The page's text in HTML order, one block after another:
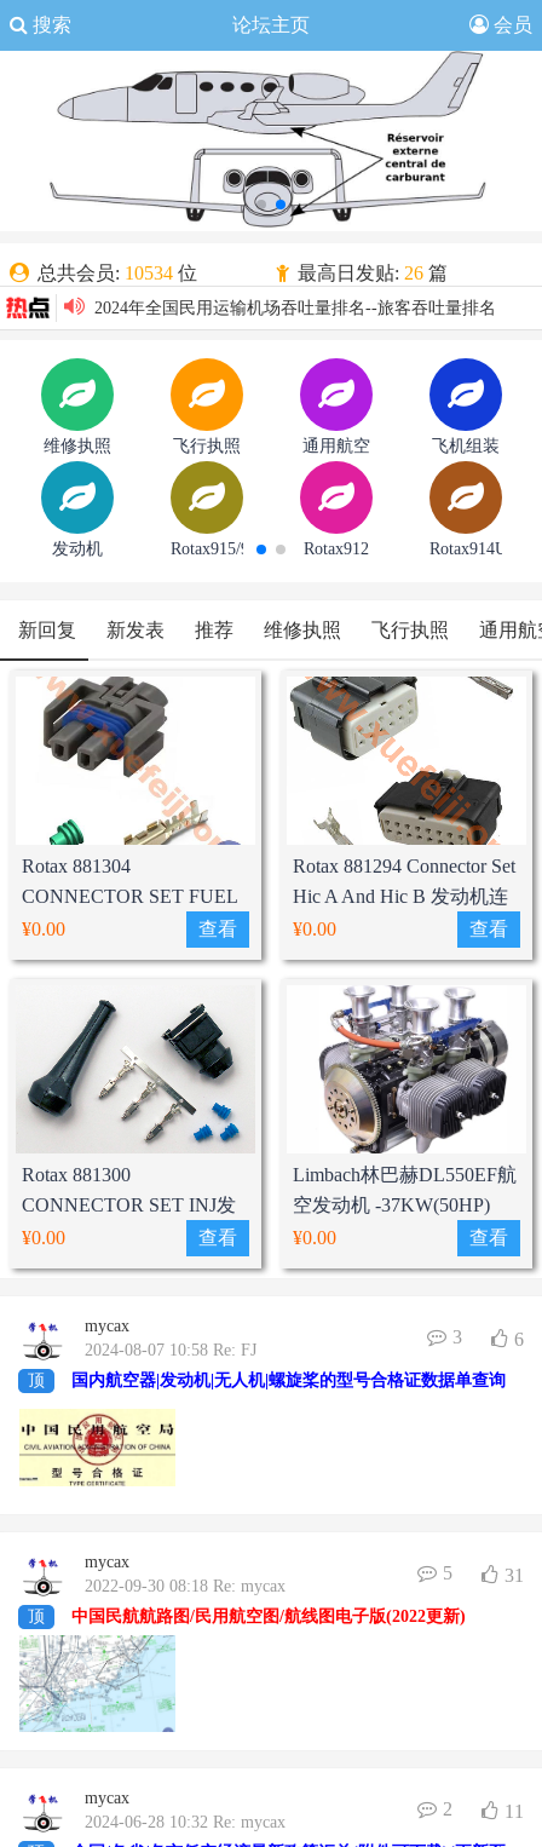
搜索 论坛主页 会员
总共会员: 10534 位 最高日发贴: 26 篇
欢迎新人:吕志超
共有主题: 篇 共有贴子: 篇
2024年全国民用运输机场吞吐量排名--旅客吞吐量排名
解读| 《通用机场管理规定》
一图读懂|《CCAR-138 通用机场管理规定》
2024年全国民用运输机场吞吐量排名--起降架次排名
2024年全国民用运输机场吞吐量排名--货邮吞吐量排名
维修执照 飞行执照 通用航空 飞机组装
发动机 Rotax915/916 Rotax912 Rotax914UL/F
新回复 新发表 推荐 维修执照 飞行执照 通用航
Rotax 881304
CONNECTOR SET FUEL
PUMP发动机油泵连接器套
装
¥0.00 查看
Rotax 881294 Connector Set
Hic A And Hic B 发动机连
接套装
¥0.00 查看
Rotax 881300
CONNECTOR SET INJ发
动机喷油嘴连接头套装
¥0.00 查看
Limbach林巴赫DL550EF航
空发动机 -37KW(50HP)
¥0.00
查看
mycax
2024-08-07 10:58 Re: FJ
3 6
顶 国内航空器|发动机|无人机|螺旋桨的型号合格证数据单查询
mycax
2022-09-30 08:18 Re: mycax
5 31
顶 ​中国民航航路图/民用航空图/航线图电子版(2022更新)
mycax
2024-06-28 10:32 Re: mycax
2 11